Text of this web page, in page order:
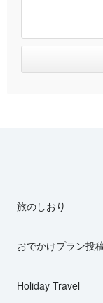
旅のしおり
おでかけプラン投
Holiday Travel